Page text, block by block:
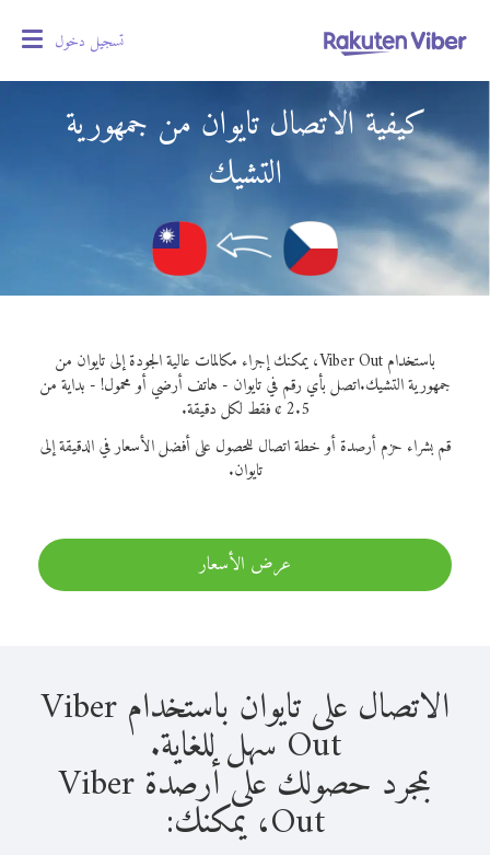
تسجيل دخول
كيفية الاتصال تايوان من جمهورية
التشيك
باستخدام Viber Out، يمكنك إجراء مكالمات عالية الجودة إلى تايوان من
جمهورية التشيك.اتصل بأي رقم في تايوان - هاتف أرضي أو محمول! - بداية من
2.5 ¢ فقط لكل دقيقة.
قم بشراء حزم أرصدة أو خطة اتصال للحصول على أفضل الأسعار في الدقيقة إلى
تايوان.
عرض الأسعار
الاتصال على تايوان باستخدام Viber
Out سهل للغاية.
بمجرد حصولك على أرصدة Viber
Out، يمكنك: